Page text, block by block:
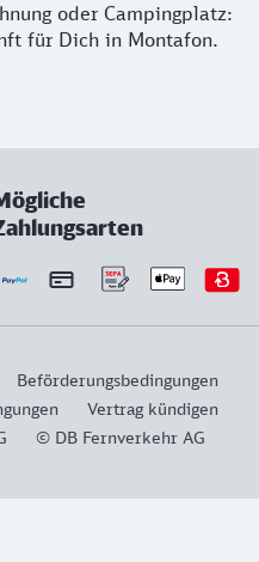
oder Campingplatz:
für Dich in Montafon.
Beförderungsbedingungen
Vertrag kündigen
© DB Fernverkehr AG